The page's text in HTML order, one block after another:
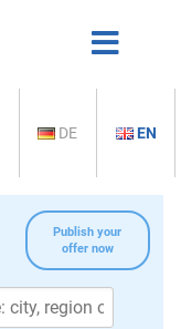
DE EN
Publish your
offer now